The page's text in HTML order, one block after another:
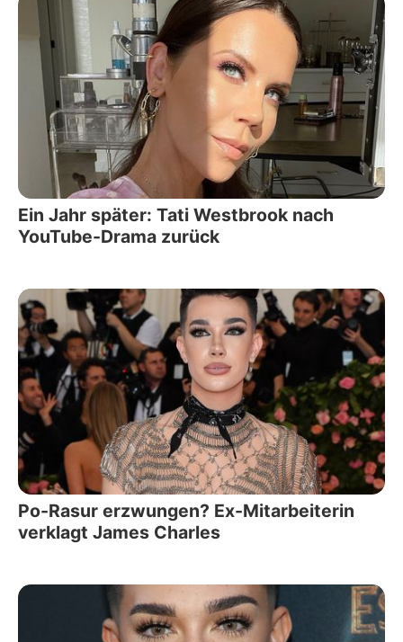
Ein Jahr später: Tati Westbrook nach
YouTube-Drama zurück
Po-Rasur erzwungen? Ex-Mitarbeiterin
verklagt James Charles